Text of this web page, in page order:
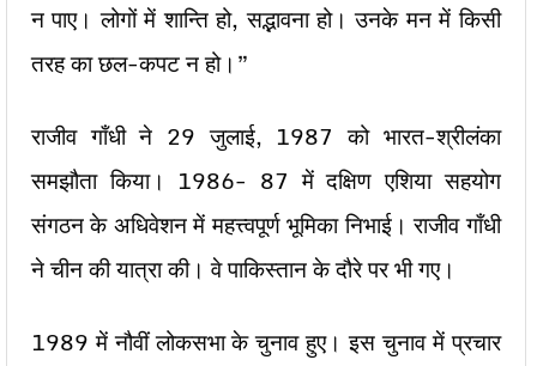
न पाए। लोगों में शान्ति हो, सद्भावना हो। उनके मन में किसी
तरह का छल-कपट न हो।”
राजीव गाँधी ने 29 जुलाई, 1987 को भारत-श्रीलंका
समझौता किया। 1986- 87 में दक्षिण एशिया सहयोग
संगठन के अधिवेशन में महत्त्वपूर्ण भूमिका निभाई। राजीव गाँधी
ने चीन की यात्रा की। वे पाकिस्तान के दौरे पर भी गए।
1989 में नौवीं लोकसभा के चुनाव हुए। इस चुनाव में प्रचार